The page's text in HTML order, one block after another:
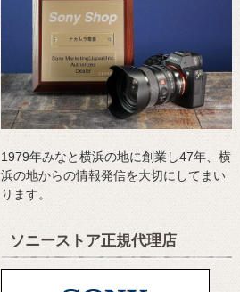
1979年みなと横浜の地に創業し47年、横
浜の地からの情報発信を大切にしてまい
ります。
ソニーストア正規代理店